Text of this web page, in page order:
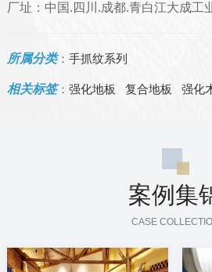
厂址：中国.四川.成都.青白江大成工
所属分类： 手抓纹系列
相关标签： 强化地板 复合地板 强化
案例集
CASE